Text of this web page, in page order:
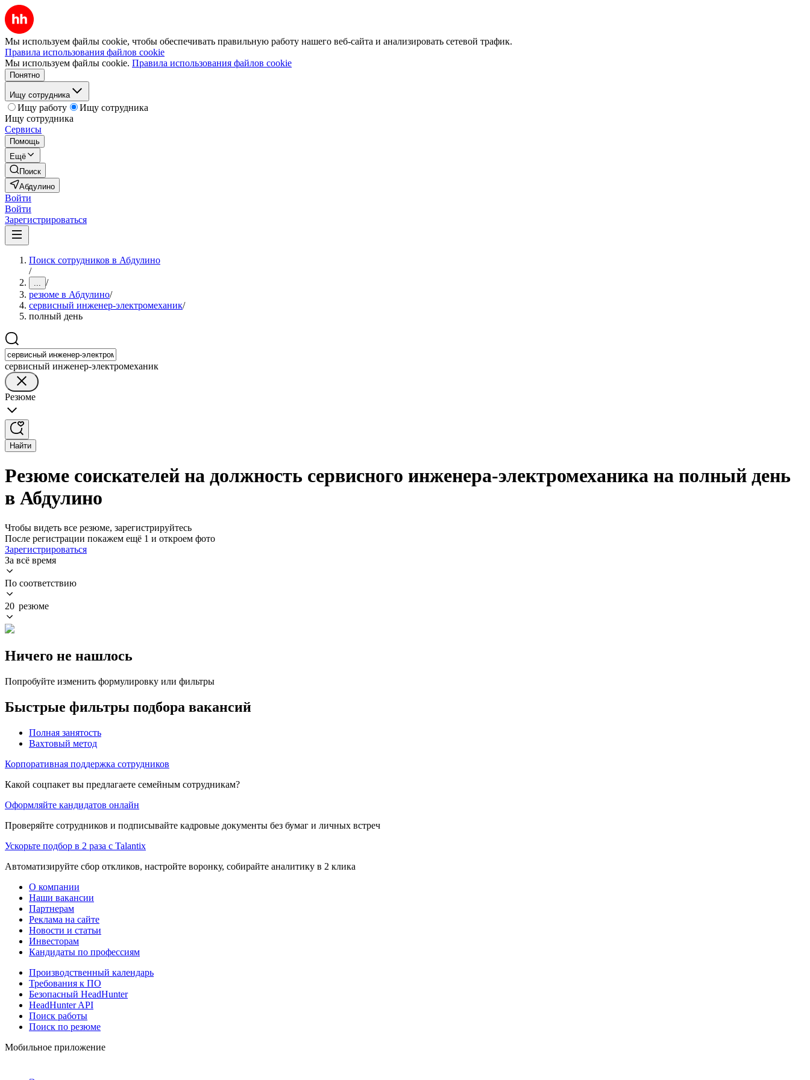
Мы используем файлы cookie, чтобы обеспечивать правильную работу нашего веб-сайта и анализировать сетевой трафик.
Правила использования файлов cookie
Мы используем файлы cookie. Правила использования файлов cookie
Понятно
Ищу сотрудника
Ищу работу
Ищу сотрудника
Ищу сотрудника
Сервисы
Помощь
Ещё
Поиск
Абдулино
Войти
Войти
Зарегистрироваться
Поиск сотрудников в Абдулино
/
... /
резюме в Абдулино/
сервисный инженер-электромеханик/
полный день
сервисный инженер-электромеханик
Резюме
Найти
Резюме соискателей на должность сервисного инженера-электромеханика на полный день
в Абдулино
Чтобы видеть все резюме, зарегистрируйтесь
После регистрации покажем ещё 1 и откроем фото
Зарегистрироваться
За всё время
По соответствию
20 резюме
Ничего не нашлось
Попробуйте изменить формулировку или фильтры
Быстрые фильтры подбора вакансий
Полная занятость
Вахтовый метод
Корпоративная поддержка сотрудников
Какой соцпакет вы предлагаете семейным сотрудникам?
Оформляйте кандидатов онлайн
Проверяйте сотрудников и подписывайте кадровые документы без бумаг и личных встреч
Ускорьте подбор в 2 раза с Talantix
Автоматизируйте сбор откликов, настройте воронку, собирайте аналитику в 2 клика
О компании
Наши вакансии
Партнерам
Реклама на сайте
Новости и статьи
Инвесторам
Кандидаты по профессиям
Производственный календарь
Требования к ПО
Безопасный HeadHunter
HeadHunter API
Поиск работы
Поиск по резюме
Мобильное приложение